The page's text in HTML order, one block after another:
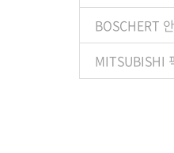
BOSCHERT
MITSUBISHI